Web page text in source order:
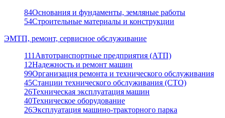
84Основания и фундаменты, земляные работы
54Строительные материалы и конструкции
ЭМТП, ремонт, сервисное обслуживание
111 Автотранспортные предприятия (АТП)
12Надежность и ремонт машин
99Организация ремонта и технического обслуживания
45Станции технического обслуживания (СТО)
26Техническая эксплуатация машин
40Техническое оборудование
26Эксплуатация машино-тракторного парка